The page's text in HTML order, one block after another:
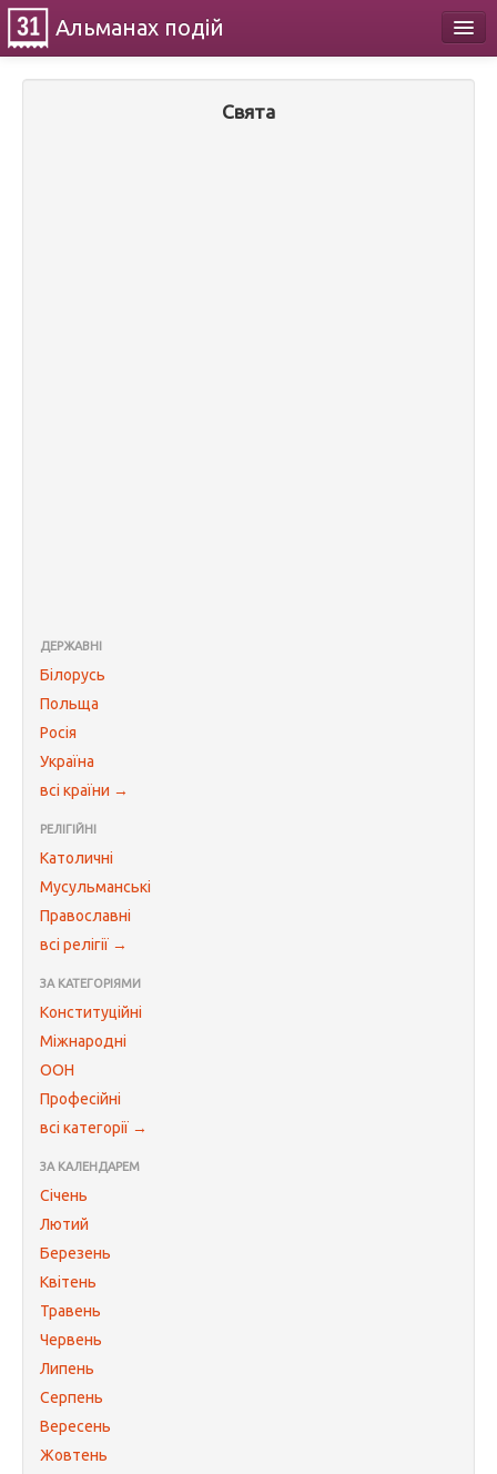
Альманах подій
Свята
ДЕРЖАВНІ
Білорусь
Польща
Росія
Україна
всі країни →
РЕЛІГІЙНІ
Католичні
Мусульманські
Православні
всі релігії →
ЗА КАТЕГОРІЯМИ
Конституційні
Міжнародні
ООН
Професійні
всі категорії →
ЗА КАЛЕНДАРЕМ
Січень
Лютий
Березень
Квітень
Травень
Червень
Липень
Серпень
Вересень
Жовтень